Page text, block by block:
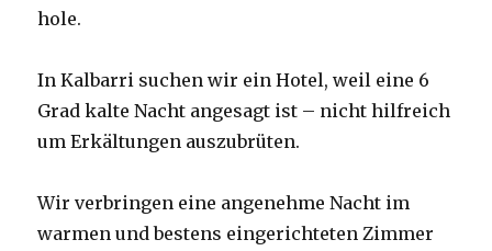
hole.
In Kalbarri suchen wir ein Hotel, weil eine 6
Grad kalte Nacht angesagt ist – nicht hilfreich
um Erkältungen auszubrüten.
Wir verbringen eine angenehme Nacht im
warmen und bestens eingerichteten Zimmer